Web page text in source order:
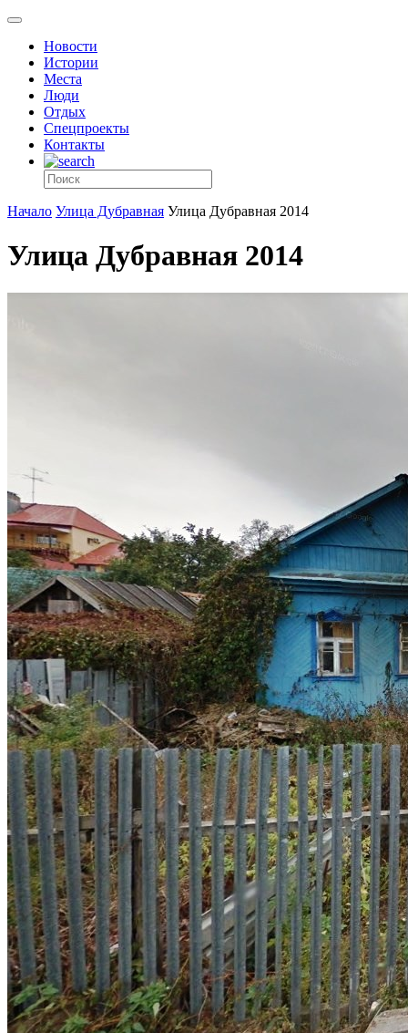
Новости
Истории
Места
Люди
Отдых
Спецпроекты
Контакты
Начало Улица Дубравная Улица Дубравная 2014
Улица Дубравная 2014